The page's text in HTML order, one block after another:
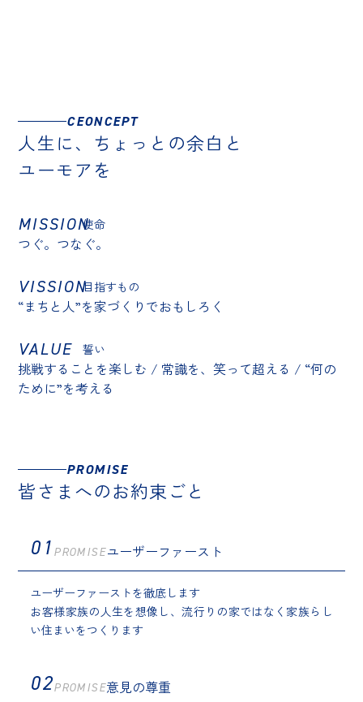
CEONCEPT
人生に、ちょっとの余白と
ユーモアを
MISSION使命
つぐ。つなぐ。
VISSION目指すもの
“まちと人”を家づくりでおもしろく
VALUE 誓い
挑戦することを楽しむ / 常識を、笑って超える / “何の
ために”を考える
PROMISE
皆さまへのお約束ごと
01 PROMISEユーザーファースト
ユーザーファーストを徹底します
お客様家族の人生を想像し、流行りの家ではなく家族らし
い住まいをつくります
02PROMISE意見の尊重